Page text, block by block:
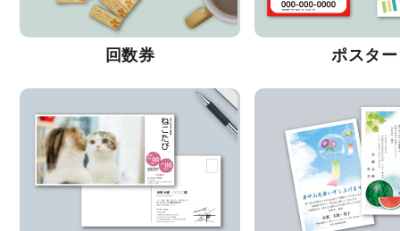
回数券 ポスター